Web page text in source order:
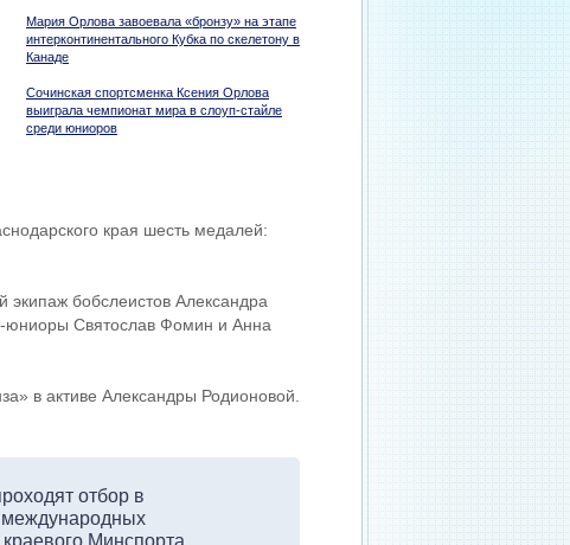
Мария Орлова завоевала «бронзу» на этапе
интерконтинентального Кубка по скелетону в
Канаде
Сочинская спортсменка Ксения Орлова
выиграла чемпионат мира в слоуп-стайле
среди юниоров
края шесть медалей:
бобслеистов Александра
юниоры Святослав Фомин и Анна
в активе Александры Родионовой.
отбор в
международных
Минспорта.